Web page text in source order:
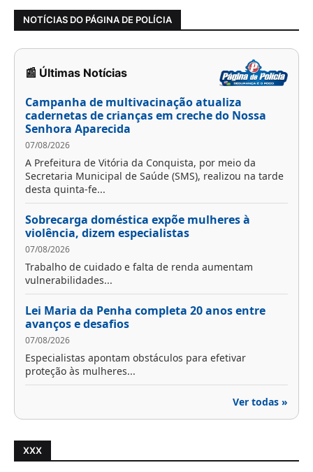
NOTÍCIAS DO PÁGINA DE POLÍCIA
📰 Últimas Notícias
Campanha de multivacinação atualiza
cadernetas de crianças em creche do Nossa
Senhora Aparecida
07/08/2026
A Prefeitura de Vitória da Conquista, por meio da
Secretaria Municipal de Saúde (SMS), realizou na tarde
desta quinta-fe...
Sobrecarga doméstica expõe mulheres à
violência, dizem especialistas
07/08/2026
Trabalho de cuidado e falta de renda aumentam
vulnerabilidades...
Lei Maria da Penha completa 20 anos entre
avanços e desafios
07/08/2026
Especialistas apontam obstáculos para efetivar
proteção às mulheres...
Ver todas »
XXX